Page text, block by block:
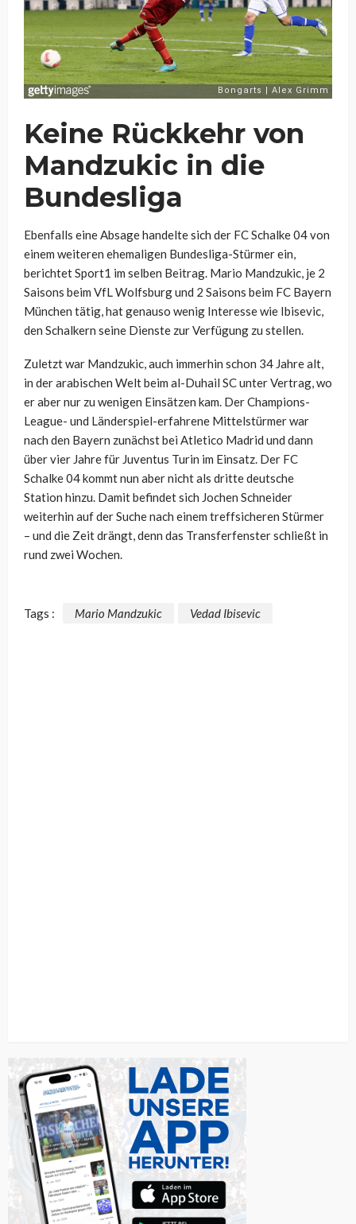
Keine Rückkehr von
Mandzukic in die
Bundesliga
Ebenfalls eine Absage handelte sich der FC Schalke 04 von
einem weiteren ehemaligen Bundesliga-Stürmer ein,
berichtet Sport1 im selben Beitrag. Mario Mandzukic, je 2
Saisons beim VfL Wolfsburg und 2 Saisons beim FC Bayern
München tätig, hat genauso wenig Interesse wie Ibisevic,
den Schalkern seine Dienste zur Verfügung zu stellen.
Zuletzt war Mandzukic, auch immerhin schon 34 Jahre alt,
in der arabischen Welt beim al-Duhail SC unter Vertrag, wo
er aber nur zu wenigen Einsätzen kam. Der Champions-
League- und Länderspiel-erfahrene Mittelstürmer war
nach den Bayern zunächst bei Atletico Madrid und dann
über vier Jahre für Juventus Turin im Einsatz. Der FC
Schalke 04 kommt nun aber nicht als dritte deutsche
Station hinzu. Damit befindet sich Jochen Schneider
weiterhin auf der Suche nach einem treffsicheren Stürmer
– und die Zeit drängt, denn das Transferfenster schließt in
rund zwei Wochen.
Tags : Mario Mandzukic Vedad Ibisevic